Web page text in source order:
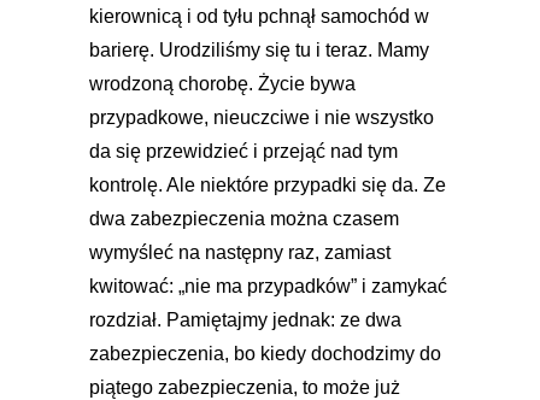
kierownicą i od tyłu pchnął samochód w
barierę. Urodziliśmy się tu i teraz. Mamy
wrodzoną chorobę. Życie bywa
przypadkowe, nieuczciwe i nie wszystko
da się przewidzieć i przejąć nad tym
kontrolę. Ale niektóre przypadki się da. Ze
dwa zabezpieczenia można czasem
wymyśleć na następny raz, zamiast
kwitować: „nie ma przypadków” i zamykać
rozdział. Pamiętajmy jednak: ze dwa
zabezpieczenia, bo kiedy dochodzimy do
piątego zabezpieczenia, to może już